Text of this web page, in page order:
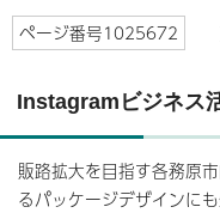
ページ番号1025672
Instagramビジネス
販路拡大を目指す各務原
るパッケージデザインに